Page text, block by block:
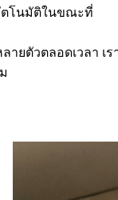
ตโนมัติในขณะที่
ยตัวตลอดเวลา เ